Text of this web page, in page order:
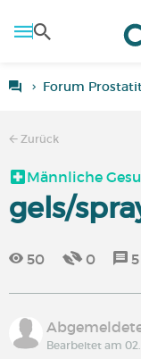
Forum
Zurück
Männliche
gels/
50 0 5
Bearbeitet am